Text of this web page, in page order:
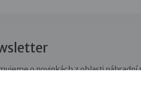
o novinkách z oblasti náhradní